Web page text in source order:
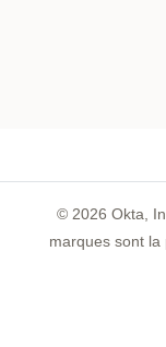
© 2026 Okta,
marques sont la